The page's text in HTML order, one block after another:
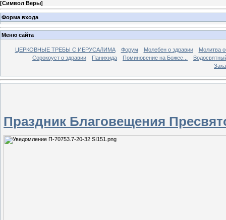
[Символ Веры]
Форма входа
Меню сайта
ЦЕРКОВНЫЕ ТРЕБЫ С ИЕРУСАЛИМА Форум Молебен о здравии
Молитва
Сорокоуст о здравии
Панихида Поминовение на Божес...
Праздник Благовещения